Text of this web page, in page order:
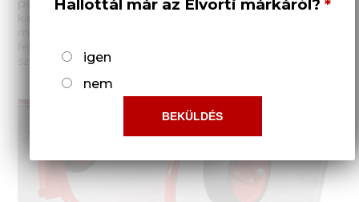
paralelogramma felfüggesztése kizárja a növények
károsodását, és biztosítja a talaj domborzatának
másolását. Minden csomópont csapágyakra van
felszerelve. Minimális védőzónát biztosít a növények
számára a növények sorközi feldolgozása során.
Hallottál már az Elvorti márkáról?
igen
nem